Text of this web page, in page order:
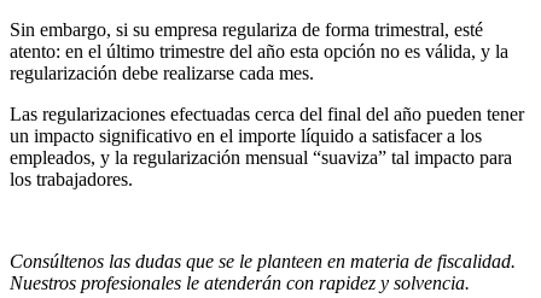
Sin embargo, si su empresa regulariza de forma trimestral, esté
atento: en el último trimestre del año esta opción no es válida, y la
regularización debe realizarse cada mes.
Las regularizaciones efectuadas cerca del final del año pueden tener
un impacto significativo en el importe líquido a satisfacer a los
empleados, y la regularización mensual “suaviza” tal impacto para
los trabajadores.
Consúltenos las dudas que se le planteen en materia de fiscalidad.
Nuestros profesionales le atenderán con rapidez y solvencia.